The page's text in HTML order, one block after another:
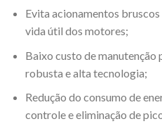
Evita acionamentos
vida útil dos motores;
Baixo custo de manutenção
robusta e alta tecnologia;
Redução do consumo de
controle e eliminação de